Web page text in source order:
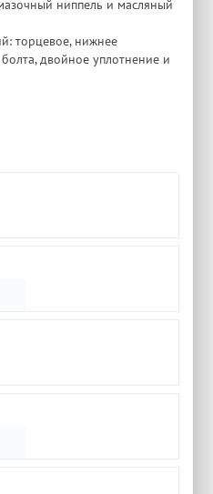
ниппель и масляный
торцевое, нижнее
двойное уплотнение и